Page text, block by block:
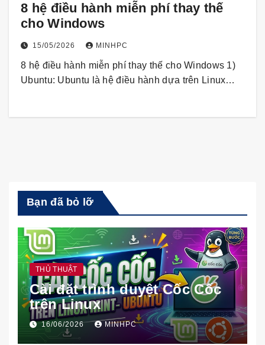
8 hệ điều hành miễn phí thay thế
cho Windows
15/05/2026 MINHPC
8 hệ điều hành miễn phí thay thế cho Windows 1)
Ubuntu: Ubuntu là hệ điều hành dựa trên Linux…
Bạn đã bỏ lỡ
THỦ THUẬT
Cài đặt trình duyệt Cốc Cốc
trên Linux
16/06/2026 MINHPC